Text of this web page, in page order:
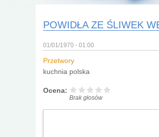
POWIDŁA ZE ŚLIWEK
01/01/1970 - 01:00
Przetwory
kuchnia polska
Ocena:
Brak głosów